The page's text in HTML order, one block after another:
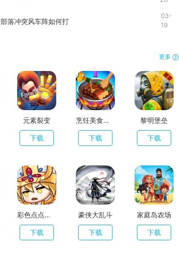
部落冲突风车阵如何打
03-
19
更多
元素裂变
下载
烹饪美食农场
下载
黎明堡垒
下载
彩色点点战争
下载
豪侠大乱斗
下载
家庭岛农场
下载